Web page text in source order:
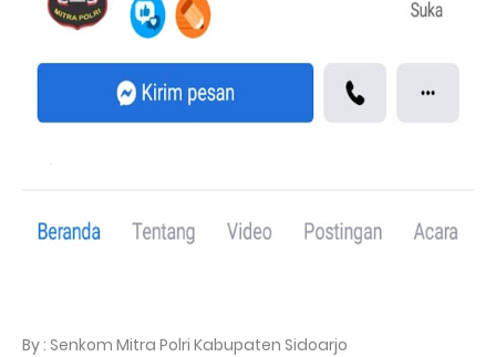
By : Senkom Mitra Polri Kabupaten Sidoarjo